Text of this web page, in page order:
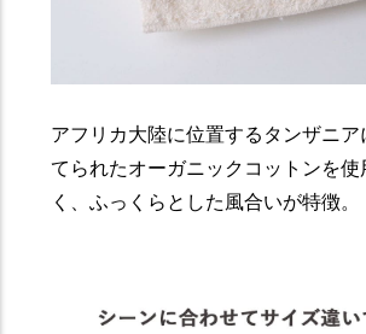
アフリカ大陸に位置するタンザニ
てられたオーガニックコットンを使
く、ふっくらとした風合いが特徴。